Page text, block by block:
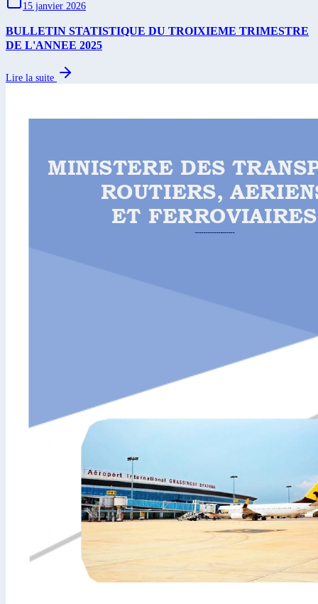
15 janvier 2026
BULLETIN STATISTIQUE DU TROIXIEME TRIMESTRE
DE L'ANNEE 2025
Lire la suite